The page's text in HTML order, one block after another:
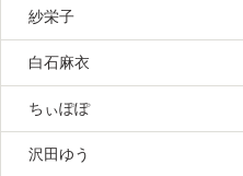
紗栄子
白石麻衣
ちぃぽぽ
沢田ゆう